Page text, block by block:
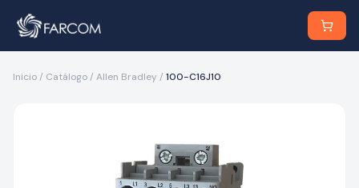
Inicio / Catálogo / Allen Bradley / 100-C16J10